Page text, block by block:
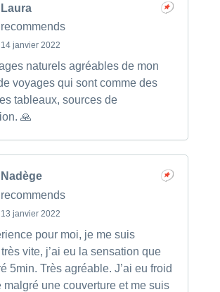
Laura
recommends
14 janvier 2022
naturels agréables de mon
voyages qui sont comme des
tableaux, sources de
🙏
Nadège
recommends
13 janvier 2022
pour moi, je me suis
vite, j’ai eu la sensation que
5min. Très agréable. J’ai eu froid
malgré une couverture et me suis